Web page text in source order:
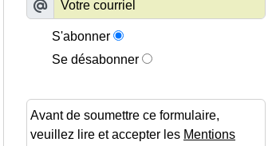
S'abonner
Se désabonner
Avant de soumettre ce formulaire,
veuillez lire et accepter les Mentions